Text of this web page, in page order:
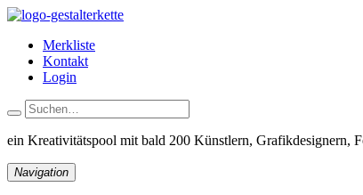
Merkliste
Kontakt
Login
ein Kreativitätspool mit bald 200 Künstlern, Grafikdesignern,
Navigation